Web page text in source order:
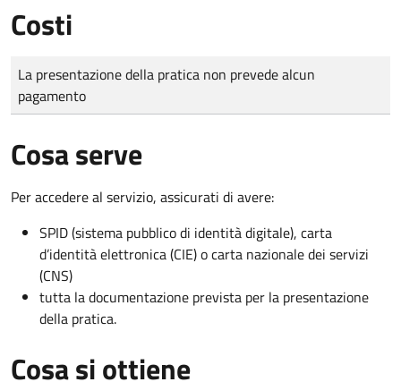
Costi
Tipo di pagamento
Importo
La presentazione della pratica non prevede alcun
pagamento
Cosa serve
Per accedere al servizio, assicurati di avere:
SPID (sistema pubblico di identità digitale), carta
d’identità elettronica (CIE) o carta nazionale dei servizi
(CNS)
tutta la documentazione prevista per la presentazione
della pratica.
Cosa si ottiene